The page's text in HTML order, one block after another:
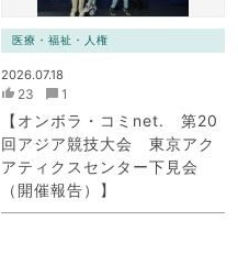
医療・福祉・人権
2026.07.18
23 1
【オンボラ・コミnet. 第20
回アジア競技大会 東京アク
アティクスセンター下見会
（開催報告）】